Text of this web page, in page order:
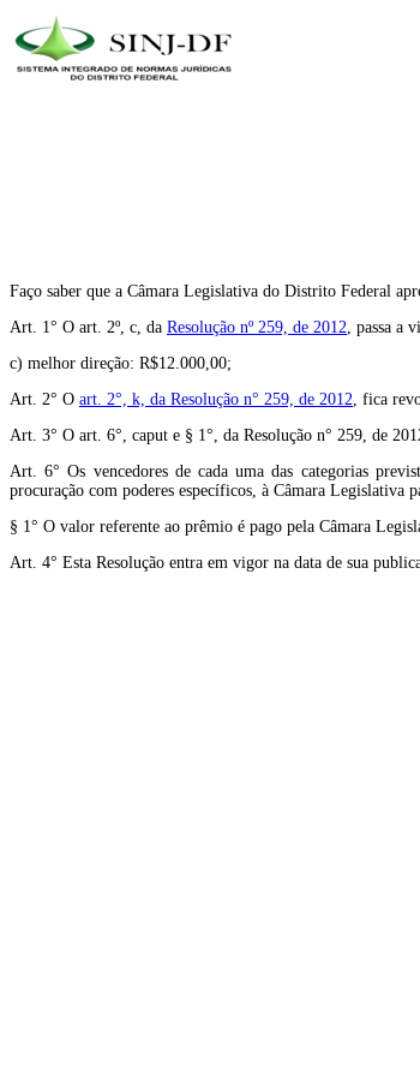
Faço saber que a Câmara Legislativa do Distrito Federal
Art. 1° O art. 2º, c, da Resolução nº 259, de 2012, passa a
c) melhor direção: R$12.000,00;
Art. 2° O art. 2°, k, da Resolução n° 259, de 2012, fica
Art. 3° O art. 6°, caput e § 1°, da Resolução n° 259, de
Art. 6° Os vencedores de cada uma das categorias
procuração com poderes específicos, à Câmara Legislativa
§ 1° O valor referente ao prêmio é pago pela Câmara
Art. 4° Esta Resolução entra em vigor na data de sua